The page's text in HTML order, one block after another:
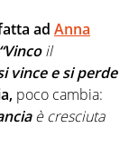
ad Anna
“Vincoil
vince e si perde
poco cambia:
è cresciuta